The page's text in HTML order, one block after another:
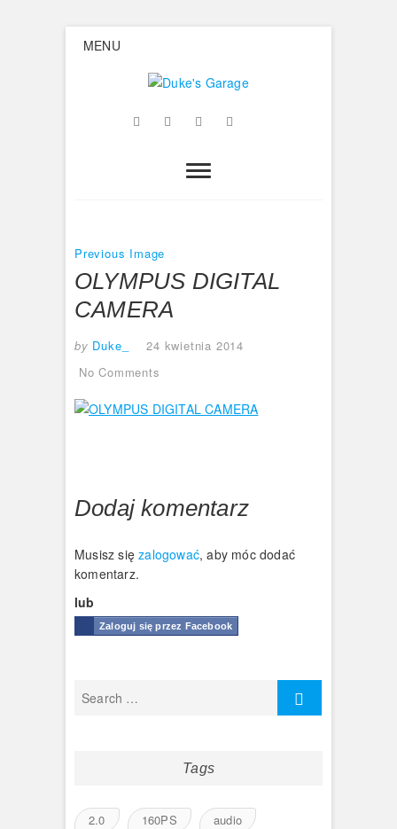
MENU
Duke's
FacebookTwitterGoogle
Instagram
Previous Image
OLYMPUS DIGITAL
CAMERA
by Duke_
24 kwietnia 2014
No Comments
Dodaj komentarz
Musisz sięzalogować, aby móc dodać
komentarz.
lub
Zaloguj się przez Facebook
Tags
2.0 160PS
audio